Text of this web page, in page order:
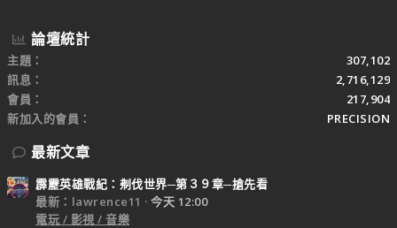
論壇統計
主題
307,102
訊息
2,716,129
會員
217,904
新加入的會員
PRECISION
最新文章
霹靂英雄戰紀：刜伐世界─第３９章─搶先看
最新：lawrence11
今天 12:00
電玩 / 影視 / 音樂